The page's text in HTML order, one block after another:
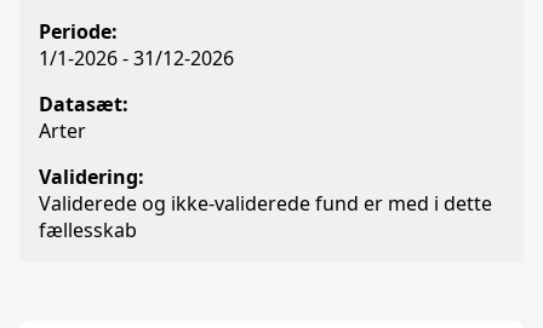
Periode:
1/1-2026 - 31/12-2026
Datasæt:
Arter
Validering:
Validerede og ikke-validerede fund er med i dette
fællesskab